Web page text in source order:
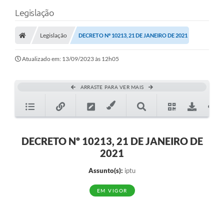
Legislação
Legislação DECRETO Nº 10213, 21 DE JANEIRO DE 2021
Atualizado em: 13/09/2023 às 12h05
ARRASTE PARA VER MAIS
DECRETO Nº 10213, 21 DE JANEIRO DE
2021
Assunto(s): iptu
EM VIGOR